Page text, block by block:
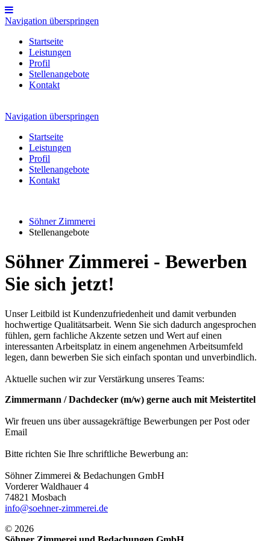
Navigation überspringen
Startseite
Leistungen
Profil
Stellenangebote
Kontakt
Navigation überspringen
Startseite
Leistungen
Profil
Stellenangebote
Kontakt
Söhner Zimmerei
Stellenangebote
Söhner Zimmerei - Bewerben
Sie sich jetzt!
Unser Leitbild ist Kundenzufriedenheit und damit verbunden
hochwertige Qualitätsarbeit. Wenn Sie sich dadurch angesprochen
fühlen, gern fachliche Akzente setzen und Wert auf einen
interessanten Arbeitsplatz in einem angenehmen Arbeitsumfeld
legen, dann bewerben Sie sich einfach spontan und unverbindlich.
Aktuelle suchen wir zur Verstärkung unseres Teams:
Zimmermann / Dachdecker (m/w) gerne auch mit Meistertitel
Wir freuen uns über aussagekräftige Bewerbungen per Post oder
Email
Bitte richten Sie Ihre schriftliche Bewerbung an:
Söhner Zimmerei & Bedachungen GmbH
Vorderer Waldhauer 4
74821 Mosbach
info@soehner-zimmerei.de
© 2026